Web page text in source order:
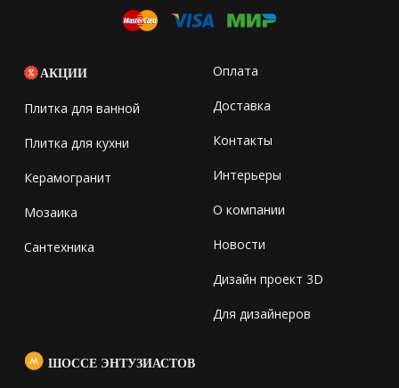
АКЦИИ
Плитка для ванной
Плитка для кухни
Керамогранит
Мозаика
Сантехника
Оплата
Доставка
Контакты
Интерьеры
О компании
Новости
Дизайн проект 3D
Для дизайнеров
ШОССЕ ЭНТУЗИАСТОВ